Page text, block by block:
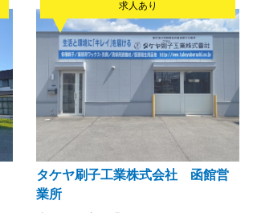
求人あり
タケヤ刷子工業株式会社 函館営
業所